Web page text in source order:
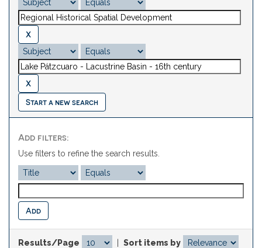
Start a new search
Add filters:
Use filters to refine the search results.
Results/Page
Sort items by